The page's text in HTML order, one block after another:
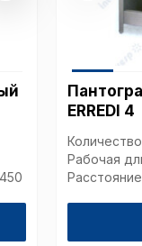
ERREDI 4
Рабочая
Аналитические
файлов не
и